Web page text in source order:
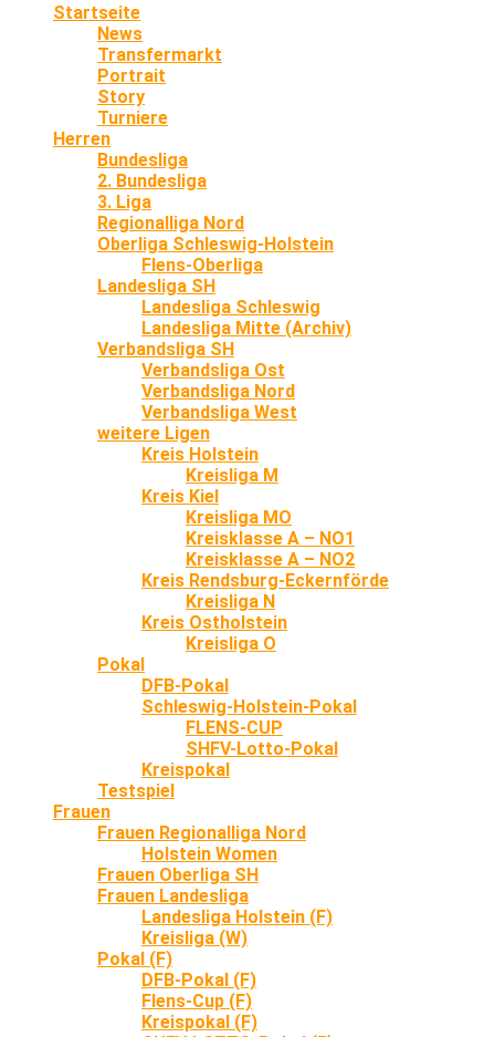
Startseite
News
Transfermarkt
Portrait
Story
Turniere
Herren
Bundesliga
2. Bundesliga
3. Liga
Regionalliga Nord
Oberliga Schleswig-Holstein
Flens-Oberliga
Landesliga SH
Landesliga Schleswig
Landesliga Mitte (Archiv)
Verbandsliga SH
Verbandsliga Ost
Verbandsliga Nord
Verbandsliga West
weitere Ligen
Kreis Holstein
Kreisliga M
Kreis Kiel
Kreisliga MO
Kreisklasse A – NO1
Kreisklasse A – NO2
Kreis Rendsburg-Eckernförde
Kreisliga N
Kreis Ostholstein
Kreisliga O
Pokal
DFB-Pokal
Schleswig-Holstein-Pokal
FLENS-CUP
SHFV-Lotto-Pokal
Kreispokal
Testspiel
Frauen
Frauen Regionalliga Nord
Holstein Women
Frauen Oberliga SH
Frauen Landesliga
Landesliga Holstein (F)
Kreisliga (W)
Pokal (F)
DFB-Pokal (F)
Flens-Cup (F)
Kreispokal (F)